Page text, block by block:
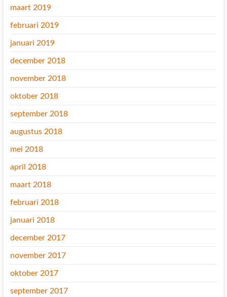
maart 2019
februari 2019
januari 2019
december 2018
november 2018
oktober 2018
september 2018
augustus 2018
mei 2018
april 2018
maart 2018
februari 2018
januari 2018
december 2017
november 2017
oktober 2017
september 2017